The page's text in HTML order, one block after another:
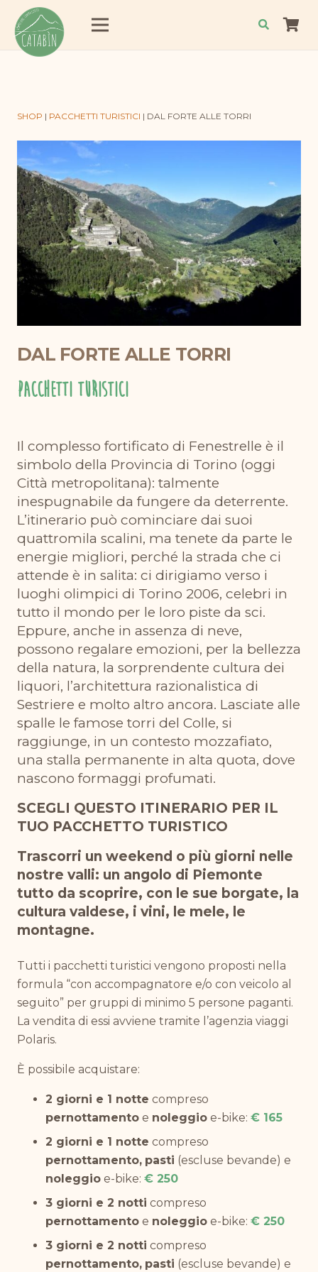
SHOP | PACCHETTI TURISTICI | DAL FORTE ALLE TORRI
DAL FORTE ALLE TORRI
Pacchetti turistici
Il complesso fortificato di Fenestrelle è il
simbolo della Provincia di Torino (oggi
Città metropolitana): talmente
inespugnabile da fungere da deterrente.
L’itinerario può cominciare dai suoi
quattromila scalini, ma tenete da parte le
energie migliori, perché la strada che ci
attende è in salita: ci dirigiamo verso i
luoghi olimpici di Torino 2006, celebri in
tutto il mondo per le loro piste da sci.
Eppure, anche in assenza di neve,
possono regalare emozioni, per la bellezza
della natura, la sorprendente cultura dei
liquori, l’architettura razionalistica di
Sestriere e molto altro ancora. Lasciate alle
spalle le famose torri del Colle, si
raggiunge, in un contesto mozzafiato,
una stalla permanente in alta quota, dove
nascono formaggi profumati.
SCEGLI QUESTO ITINERARIO PER IL
TUO PACCHETTO TURISTICO
Trascorri un weekend o più giorni nelle
nostre valli: un angolo di Piemonte
tutto da scoprire, con le sue borgate, la
cultura valdese, i vini, le mele, le
montagne.
Tutti i pacchetti turistici vengono proposti nella
formula “con accompagnatore e/o con veicolo al
seguito” per gruppi di minimo 5 persone paganti.
La vendita di essi avviene tramite l’agenzia viaggi
Polaris.
È possibile acquistare:
2 giorni e 1 notte compreso
pernottamento e noleggio e-bike: € 165
2 giorni e 1 notte compreso
pernottamento, pasti (escluse bevande) e
noleggio e-bike: € 250
3 giorni e 2 notti compreso
pernottamento e noleggio e-bike: € 250
3 giorni e 2 notti compreso
pernottamento, pasti (escluse bevande) e